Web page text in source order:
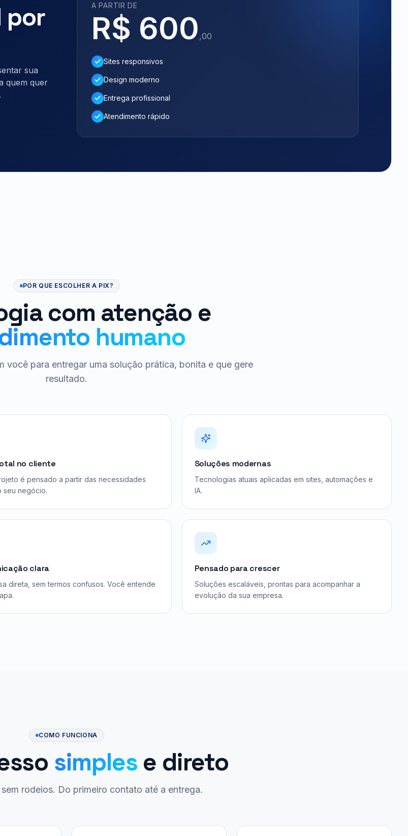
por
sua
quem quer
A PARTIR DE
R$ 600 ,00
Sites responsivos
Design moderno
Entrega profissional
Atendimento rápido
POR QUE ESCOLHER A PIX?
com atenção e
humano
você para entregar uma solução prática, bonita e que gere
resultado.
no cliente
é pensado a partir das necessidades
seu negócio.
Soluções modernas
Tecnologias atuais aplicadas em sites, automações e
IA.
clara
direta, sem termos confusos. Você entende
Pensado para crescer
Soluções escaláveis, prontas para acompanhar a
evolução da sua empresa.
COMO FUNCIONA
simples e direto
rodeios. Do primeiro contato até a entrega.